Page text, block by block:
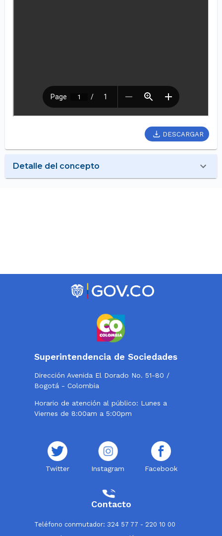
DESCARGAR
Detalle del concepto
Superintendencia de Sociedades
Dirección Avenida El Dorado No. 51-80 /
Bogotá - Colombia
Horario de atención al público: Lunes a
Viernes de 8:00am a 5:00pm
Twitter Instagram Facebook
Contacto
Teléfono conmutador: 324 57 77 - 220 10 00